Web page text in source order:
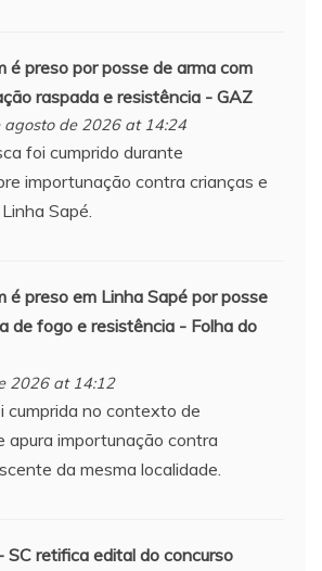
é preso por posse de arma com
raspada e resistência - GAZ
agosto de 2026 at 14:24
foi cumprido durante
importunação contra crianças e
Sapé.
é preso em Linha Sapépor posse
de fogo e resistência - Folha do
2026 at 14:12
cumprida no contexto de
apura importunação contra
da mesma localidade.
retifica edital do concurso